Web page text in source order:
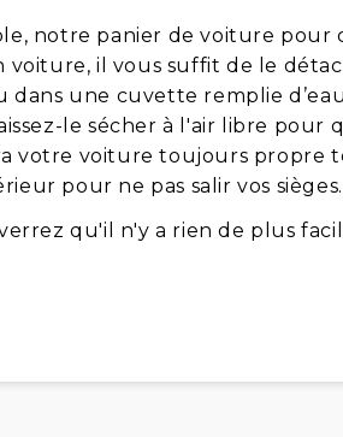
notre panier de voiture pour
voiture, il vous suffit de le
dans une cuvette remplie d’eau
le sécher à l'air libre pour
votre voiture toujours propre
pour ne pas salir vos sièges.
qu'il n'y a rien de plus